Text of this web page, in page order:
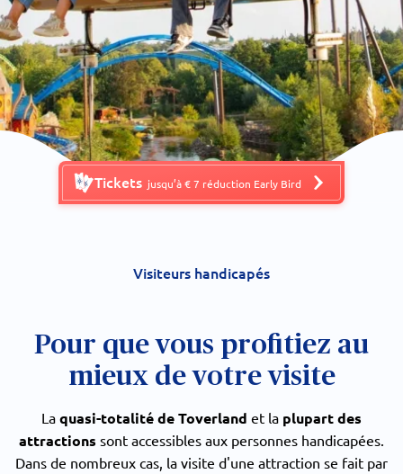
Tickets jusqu’à € 7 réduction Early Bird
Visiteurs handicapés
Pour que vous profitiez au
mieux de votre visite
La quasi-totalité de Toverland et la plupart des
attractions sont accessibles aux personnes handicapées.
Dans de nombreux cas, la visite d'une attraction se fait par